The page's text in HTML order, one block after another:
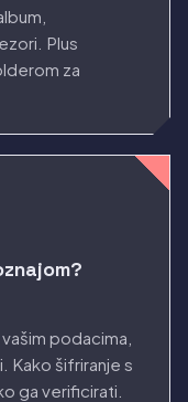
Plus
za
podacima,
Kako šifriranje s
ga verificirati.